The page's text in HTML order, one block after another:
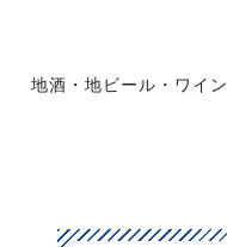
地酒・地ビール・ワイン